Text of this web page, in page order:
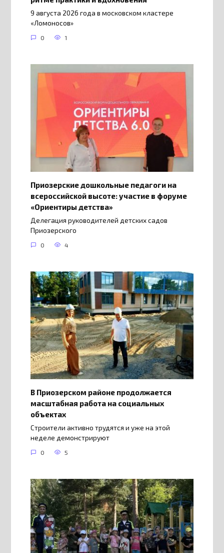
9 августа 2026 года в московском кластере
«Ломоносов»
0 1
Приозерские дошкольные педагоги на
всероссийской высоте: участие в форуме
«Ориентиры детства»
Делегация руководителей детских садов
Приозерского
0 4
В Приозерском районе продолжается
масштабная работа на социальных
объектах
Строители активно трудятся и уже на этой
неделе демонстрируют
0 5